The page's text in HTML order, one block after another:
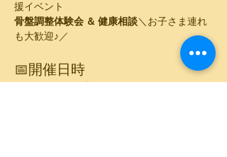
援イベント
骨盤調整体験会 ＆ 健康相談＼お子さま連れ
も大歓迎♪／
📅開催日時